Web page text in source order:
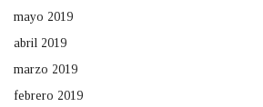
mayo 2019
abril 2019
marzo 2019
febrero 2019